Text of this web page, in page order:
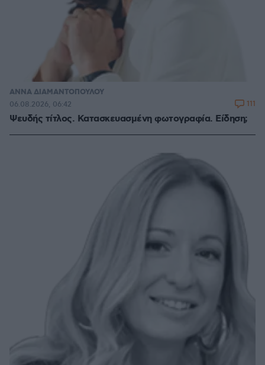
ΑΝΝΑ ΔΙΑΜΑΝΤΟΠΟΥΛΟΥ
Ψευδής τίτλος. Κατασκευασμένη φωτογραφία. Είδηση;
06.08.2026, 06:42 111